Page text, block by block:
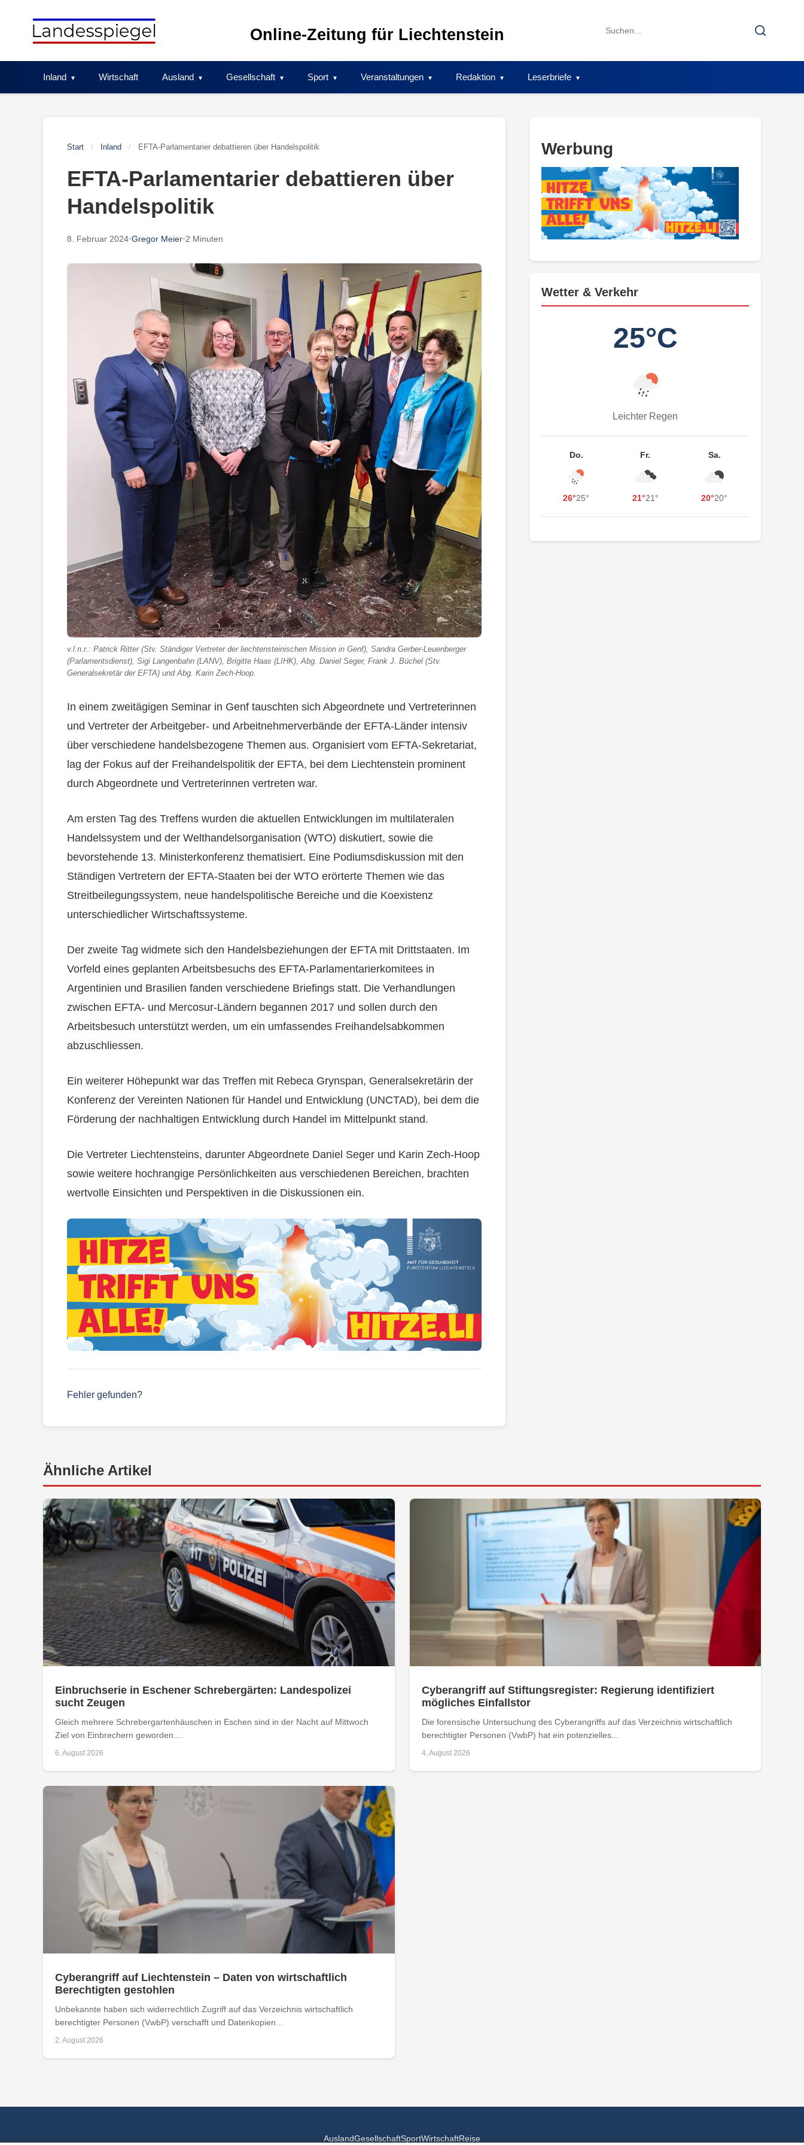
Online-Zeitung für Liechtenstein
Search
Search
Inland Wirtschaft Ausland Gesellschaft Sport Veranstaltungen Redaktion Leserbriefe
Start / Inland / EFTA-Parlamentarier debattieren über Handelspolitik
EFTA-Parlamentarier debattieren über
Handelspolitik
8. Februar 2024•Gregor Meier•2 Minuten
v.l.n.r.: Patrick Ritter (Stv. Ständiger Vertreter der liechtensteinischen Mission in Genf), Sandra Gerber-Leuenberger
(Parlamentsdienst), Sigi Langenbahn (LANV), Brigitte Haas (LIHK), Abg. Daniel Seger, Frank J. Büchel (Stv.
Generalsekretär der EFTA) und Abg. Karin Zech-Hoop.
In einem zweitägigen Seminar in Genf tauschten sich Abgeordnete und Vertreterinnen
und Vertreter der Arbeitgeber- und Arbeitnehmerverbände der EFTA-Länder intensiv
über verschiedene handelsbezogene Themen aus. Organisiert vom EFTA-Sekretariat,
lag der Fokus auf der Freihandelspolitik der EFTA, bei dem Liechtenstein prominent
durch Abgeordnete und Vertreterinnen vertreten war.
Am ersten Tag des Treffens wurden die aktuellen Entwicklungen im multilateralen
Handelssystem und der Welthandelsorganisation (WTO) diskutiert, sowie die
bevorstehende 13. Ministerkonferenz thematisiert. Eine Podiumsdiskussion mit den
Ständigen Vertretern der EFTA-Staaten bei der WTO erörterte Themen wie das
Streitbeilegungssystem, neue handelspolitische Bereiche und die Koexistenz
unterschiedlicher Wirtschaftssysteme.
Der zweite Tag widmete sich den Handelsbeziehungen der EFTA mit Drittstaaten. Im
Vorfeld eines geplanten Arbeitsbesuchs des EFTA-Parlamentarierkomitees in
Argentinien und Brasilien fanden verschiedene Briefings statt. Die Verhandlungen
zwischen EFTA- und Mercosur-Ländern begannen 2017 und sollen durch den
Arbeitsbesuch unterstützt werden, um ein umfassendes Freihandelsabkommen
abzuschliessen.
Ein weiterer Höhepunkt war das Treffen mit Rebeca Grynspan, Generalsekretärin der
Konferenz der Vereinten Nationen für Handel und Entwicklung (UNCTAD), bei dem die
Förderung der nachhaltigen Entwicklung durch Handel im Mittelpunkt stand.
Die Vertreter Liechtensteins, darunter Abgeordnete Daniel Seger und Karin Zech-Hoop
sowie weitere hochrangige Persönlichkeiten aus verschiedenen Bereichen, brachten
wertvolle Einsichten und Perspektiven in die Diskussionen ein.
Fehler gefunden?
Werbung
Wetter & Verkehr
25°C
Leichter Regen
Do.
26°25°
Fr.
21°21°
Sa.
20°20°
Ähnliche Artikel
Einbruchserie in Eschener Schrebergärten: Landespolizei
sucht Zeugen
Gleich mehrere Schrebergartenhäuschen in Eschen sind in der Nacht auf Mittwoch
Ziel von Einbrechern geworden....
6. August 2026
Cyberangriff auf Stiftungsregister: Regierung identifiziert
mögliches Einfallstor
Die forensische Untersuchung des Cyberangriffs auf das Verzeichnis wirtschaftlich
berechtigter Personen (VwbP) hat ein potenzielles...
4. August 2026
Cyberangriff auf Liechtenstein – Daten von wirtschaftlich
Berechtigten gestohlen
Unbekannte haben sich widerrechtlich Zugriff auf das Verzeichnis wirtschaftlich
berechtigter Personen (VwbP) verschafft und Datenkopien...
2. August 2026
AuslandGesellschaftSportWirtschaftReise